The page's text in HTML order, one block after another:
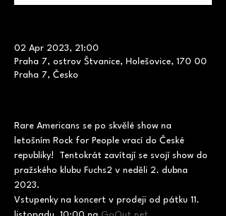
02 Apr 2023, 21:00
Praha 7, ostrov Štvanice, Holešovice, 170 00
Praha 7, Česko
Rare Americans se po skvělé show na
letošním Rock for People vrací do České
republiky!  Tentokrát zavítají se svojí show do
pražského klubu Fuchs2 v neděli 2. dubna
2023.
Vstupenky na koncert v prodeji od pátku 11.